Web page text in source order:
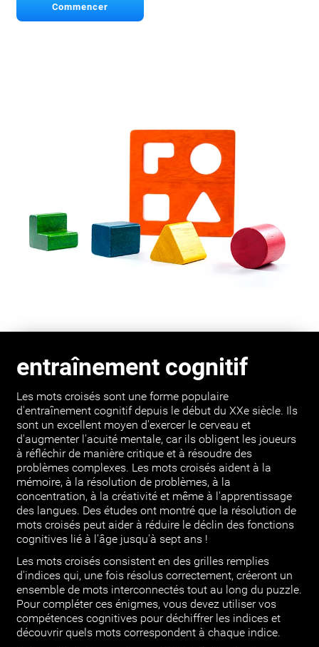
Commencer
entraînement cognitif
Les mots croisés sont une forme populaire
d'entraînement cognitif depuis le début du XXe siècle. Ils
sont un excellent moyen d'exercer le cerveau et
d'augmenter l'acuité mentale, car ils obligent les joueurs
à réfléchir de manière critique et à résoudre des
problèmes complexes. Les mots croisés aident à la
mémoire, à la résolution de problèmes, à la
concentration, à la créativité et même à l'apprentissage
des langues. Des études ont montré que la résolution de
mots croisés peut aider à réduire le déclin des fonctions
cognitives lié à l'âge jusqu'à sept ans !
Les mots croisés consistent en des grilles remplies
d'indices qui, une fois résolus correctement, créeront un
ensemble de mots interconnectés tout au long du puzzle.
Pour compléter ces énigmes, vous devez utiliser vos
compétences cognitives pour déchiffrer les indices et
découvrir quels mots correspondent à chaque indice.